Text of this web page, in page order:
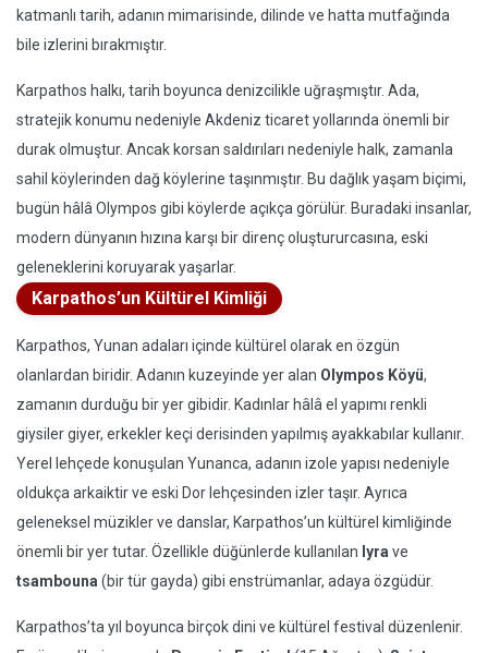
katmanlı tarih, adanın mimarisinde, dilinde ve hatta mutfağında
bile izlerini bırakmıştır.
Karpathos halkı, tarih boyunca denizcilikle uğraşmıştır. Ada,
stratejik konumu nedeniyle Akdeniz ticaret yollarında önemli bir
durak olmuştur. Ancak korsan saldırıları nedeniyle halk, zamanla
sahil köylerinden dağ köylerine taşınmıştır. Bu dağlık yaşam biçimi,
bugün hâlâ Olympos gibi köylerde açıkça görülür. Buradaki insanlar,
modern dünyanın hızına karşı bir direnç oluştururcasına, eski
geleneklerini koruyarak yaşarlar.
Karpathos’un Kültürel Kimliği
Karpathos, Yunan adaları içinde kültürel olarak en özgün
olanlardan biridir. Adanın kuzeyinde yer alan Olympos Köyü,
zamanın durduğu bir yer gibidir. Kadınlar hâlâ el yapımı renkli
giysiler giyer, erkekler keçi derisinden yapılmış ayakkabılar kullanır.
Yerel lehçede konuşulan Yunanca, adanın izole yapısı nedeniyle
oldukça arkaiktir ve eski Dor lehçesinden izler taşır. Ayrıca
geleneksel müzikler ve danslar, Karpathos’un kültürel kimliğinde
önemli bir yer tutar. Özellikle düğünlerde kullanılan lyra ve
tsambouna (bir tür gayda) gibi enstrümanlar, adaya özgüdür.
Karpathos’ta yıl boyunca birçok dini ve kültürel festival düzenlenir.